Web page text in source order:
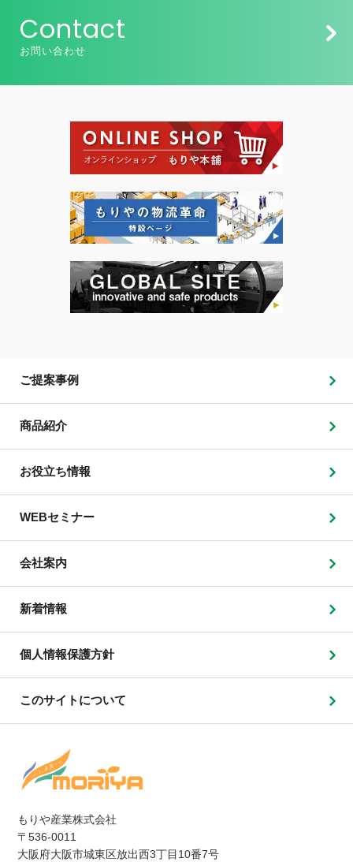
Contact
お問い合わせ
もりや産業株式会社
〒536-0011
大阪府大阪市城東区放出西3丁目10番7号
ご提案事例
商品紹介
お役立ち情報
WEBセミナー
会社案内
新着情報
個人情報保護方針
このサイトについて